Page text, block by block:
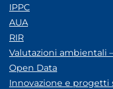
IPPC
AUA
RIR
Valutazioni ambientali
Open Data
Innovazione e progetti